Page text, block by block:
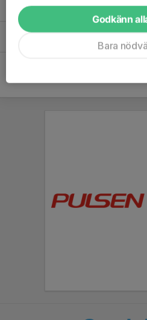
Fritidskortet (1)
Godkänn
Bara